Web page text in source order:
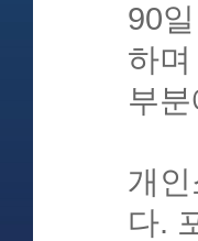
90
하
부
개
다.